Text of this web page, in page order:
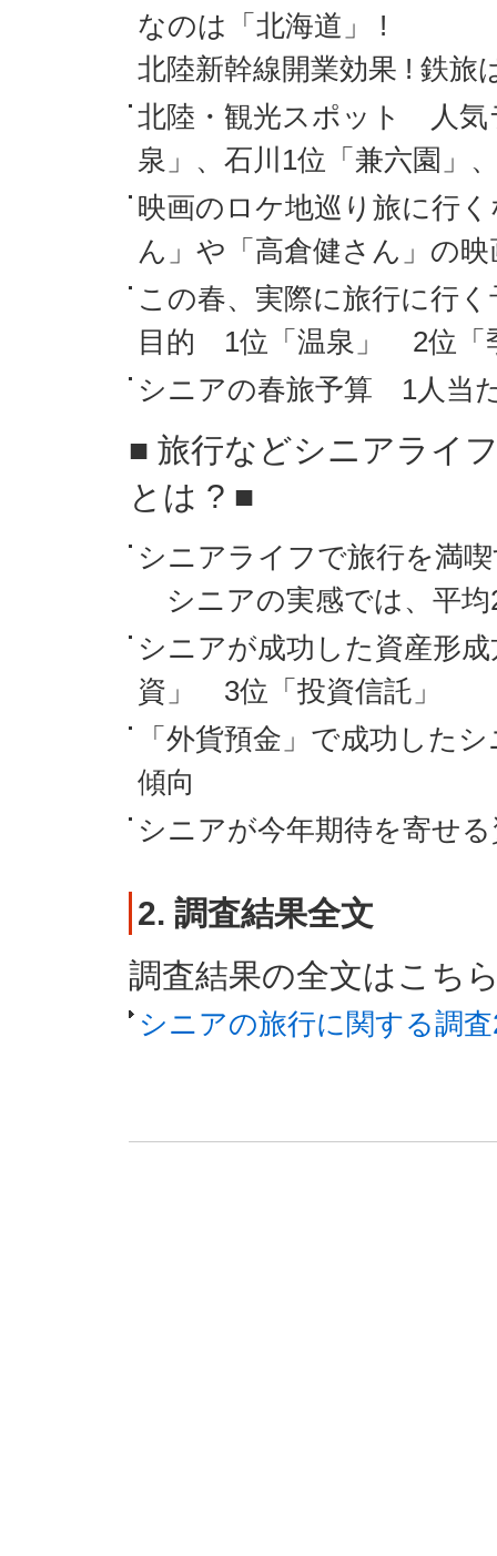
なのは「北海道」 !
北陸新幹線開業効果 ! 鉄旅
北陸・観光スポット 人
泉」、石川1位「兼六園」
映画のロケ地巡り旅に行
ん」や「高倉健さん」の
この春、実際に旅行に行
目的 1位「温泉」 2位「
シニアの春旅予算 1人当
■ 旅行などシニアライ
とは ? ■
シニアライフで旅行を満
シニアの実感では、平均
シニアが成功した資産形
資」 3位「投資信託」
「外貨預金」で成功した
傾向
シニアが今年期待を寄せ
2. 調査結果全文
調査結果の全文はこち
シニアの旅行に関する調